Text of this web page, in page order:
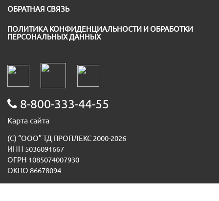
ОБРАТНАЯ СВЯЗЬ
ПОЛИТИКА КОНФИДЕНЦИАЛЬНОСТИ И ОБРАБОТКИ
ПЕРСОНАЛЬНЫХ ДАННЫХ
8-800-333-44-55
Карта сайта
(С) “ООО” ТД ПРОПЛЕКС 2000-2026
ИНН 5036091667
ОГРН 1085074007930
ОКПО 86678094